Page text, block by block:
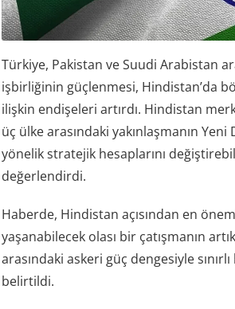
Türkiye, Pakistan ve Suudi Arabistan
işbirliğinin güçlenmesi, Hindistan’da
ilişkin endişeleri artırdı. Hindistan
üç ülke arasındaki yakınlaşmanın Yeni
yönelik stratejik hesaplarını
değerlendirdi.
Haberde, Hindistan açısından en
yaşanabilecek olası bir çatışmanın
arasındaki askeri güç dengesiyle
belirtildi.